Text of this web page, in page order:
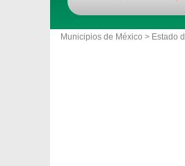
Municipios de México > Estado